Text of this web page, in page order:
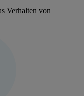
Verhalten von